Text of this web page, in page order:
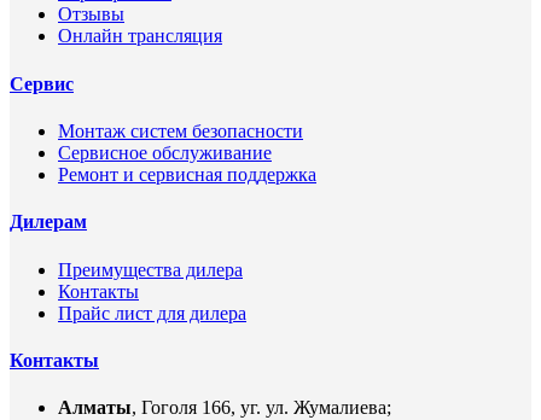
Отзывы
Онлайн трансляция
Сервис
Монтаж систем безопасности
Сервисное обслуживание
Ремонт и сервисная поддержка
Дилерам
Преимущества дилера
Контакты
Прайс лист для дилера
Контакты
Алматы, Гоголя 166, уг. ул. Жумалиева;